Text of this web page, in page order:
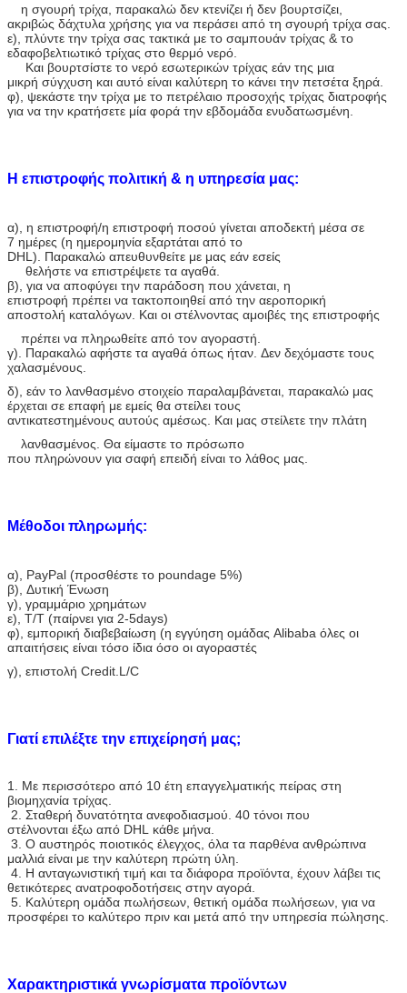
η σγουρή τρίχα, παρακαλώ δεν κτενίζει ή δεν βουρτσίζει,
ακριβώς δάχτυλα χρήσης για να περάσει από τη σγουρή τρίχα σας.
ε), πλύντε την τρίχα σας τακτικά με το σαμπουάν τρίχας & το
εδαφοβελτιωτικό τρίχας στο θερμό νερό.
Και βουρτσίστε το νερό εσωτερικών τρίχας εάν της μια
μικρή σύγχυση και αυτό είναι καλύτερη το κάνει την πετσέτα ξηρά.
φ), ψεκάστε την τρίχα με το πετρέλαιο προσοχής τρίχας διατροφής
για να την κρατήσετε μία φορά την εβδομάδα ενυδατωσμένη.
Η επιστροφής πολιτική & η υπηρεσία μας:
α) , η επιστροφή/η επιστροφή ποσού γίνεται αποδεκτή μέσα σε
7 ημέρες (η ημερομηνία εξαρτάται από το
DHL). Παρακαλώ απευθυνθείτε με μας εάν εσείς
θελήστε να επιστρέψετε τα αγαθά.
β), για να αποφύγει την παράδοση που χάνεται, η
επιστροφή πρέπει να τακτοποιηθεί από την αεροπορική
αποστολή καταλόγων. Και οι στέλνοντας αμοιβές της επιστροφής
πρέπει να πληρωθείτε από τον αγοραστή.
γ). Παρακαλώ αφήστε τα αγαθά όπως ήταν. Δεν δεχόμαστε τους
χαλασμένους.
δ), εάν το λανθασμένο στοιχείο παραλαμβάνεται, παρακαλώ μας
έρχεται σε επαφή με εμείς θα στείλει τους
αντικατεστημένους αυτούς αμέσως. Και μας στείλετε την πλάτη
λανθασμένος. Θα είμαστε το πρόσωπο
που πληρώνουν για σαφή επειδή είναι το λάθος μας.
Μέθοδοι πληρωμής:
α) , PayPal (προσθέστε το poundage 5%)
β), Δυτική Ένωση
γ), γραμμάριο χρημάτων
ε), T/T (παίρνει για 2-5days)
φ), εμπορική διαβεβαίωση (η εγγύηση ομάδας Alibaba όλες οι
απαιτήσεις είναι τόσο ίδια όσο οι αγοραστές
γ), επιστολή Credit.L/C
Γιατί επιλέξτε την επιχείρησή μας;
1. Με περισσότερο από 10 έτη επαγγελματικής πείρας στη
βιομηχανία τρίχας.
2. Σταθερή δυνατότητα ανεφοδιασμού. 40 τόνοι που
στέλνονται έξω από DHL κάθε μήνα.
3. Ο αυστηρός ποιοτικός έλεγχος, όλα τα παρθένα ανθρώπινα
μαλλιά είναι με την καλύτερη πρώτη ύλη.
4. Η ανταγωνιστική τιμή και τα διάφορα προϊόντα, έχουν λάβει τις
θετικότερες ανατροφοδοτήσεις στην αγορά.
5. Καλύτερη ομάδα πωλήσεων, θετική ομάδα πωλήσεων, για να
προσφέρει το καλύτερο πριν και μετά από την υπηρεσία πώλησης.
Χαρακτηριστικά γνωρίσματα προϊόντων